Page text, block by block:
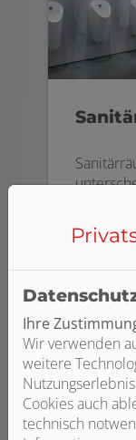
anhand
und
Ihre
Wir verwenden
weitere
Cookies auch
technisch